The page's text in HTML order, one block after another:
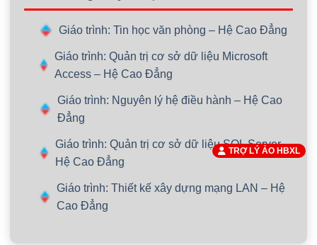
Giáo trình: Tin học văn phòng – Hệ Cao Đẳng
Giáo trình: Quản trị cơ sở dữ liệu Microsoft
Access – Hệ Cao Đẳng
Giáo trình: Nguyên lý hệ điều hành – Hệ Cao
Đẳng
Giáo trình: Quản trị cơ sở dữ liệu SQL Server –
Hệ Cao Đẳng
Giáo trình: Thiết kế xây dựng mạng LAN – Hệ
Cao Đẳng
TRỢ LÝ ẢO HBXL